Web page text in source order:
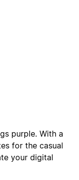
purple. With a
for the casual
your digital